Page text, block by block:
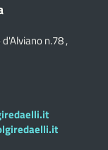
n.78 ,